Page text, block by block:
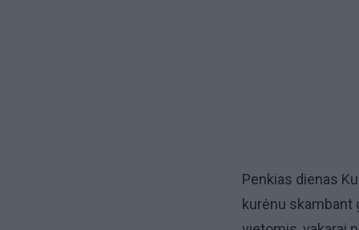
Penkias dienas
kurėnu skambant